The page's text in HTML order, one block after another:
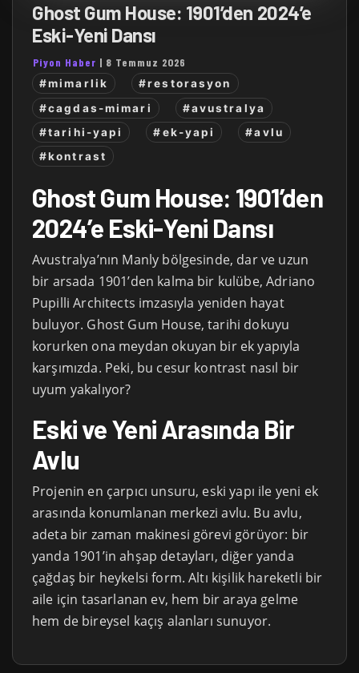
Ghost Gum House: 1901’den 2024’e
Eski-Yeni Dansı
Piyon Haber | 8 Temmuz 2026
#mimarlik
#restorasyon
#cagdas-mimari
#avustralya
#tarihi-yapi
#ek-yapi
#avlu
#kontrast
Ghost Gum House: 1901’den
2024’e Eski-Yeni Dansı
Avustralya’nın Manly bölgesinde, dar ve uzun
bir arsada 1901’den kalma bir kulübe, Adriano
Pupilli Architects imzasıyla yeniden hayat
buluyor. Ghost Gum House, tarihi dokuyu
korurken ona meydan okuyan bir ek yapıyla
karşımızda. Peki, bu cesur kontrast nasıl bir
uyum yakalıyor?
Eski ve Yeni Arasında Bir
Avlu
Projenin en çarpıcı unsuru, eski yapı ile yeni ek
arasında konumlanan merkezi avlu. Bu avlu,
adeta bir zaman makinesi görevi görüyor: bir
yanda 1901’in ahşap detayları, diğer yanda
çağdaş bir heykelsi form. Altı kişilik hareketli bir
aile için tasarlanan ev, hem bir araya gelme
hem de bireysel kaçış alanları sunuyor.